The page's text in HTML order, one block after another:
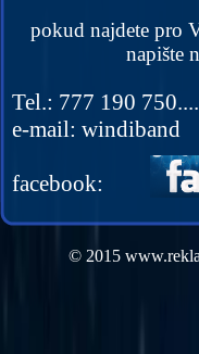
Tel.: 777 190
e-mail: windiband
facebook:
pokud najdete pro
napište
© 2015